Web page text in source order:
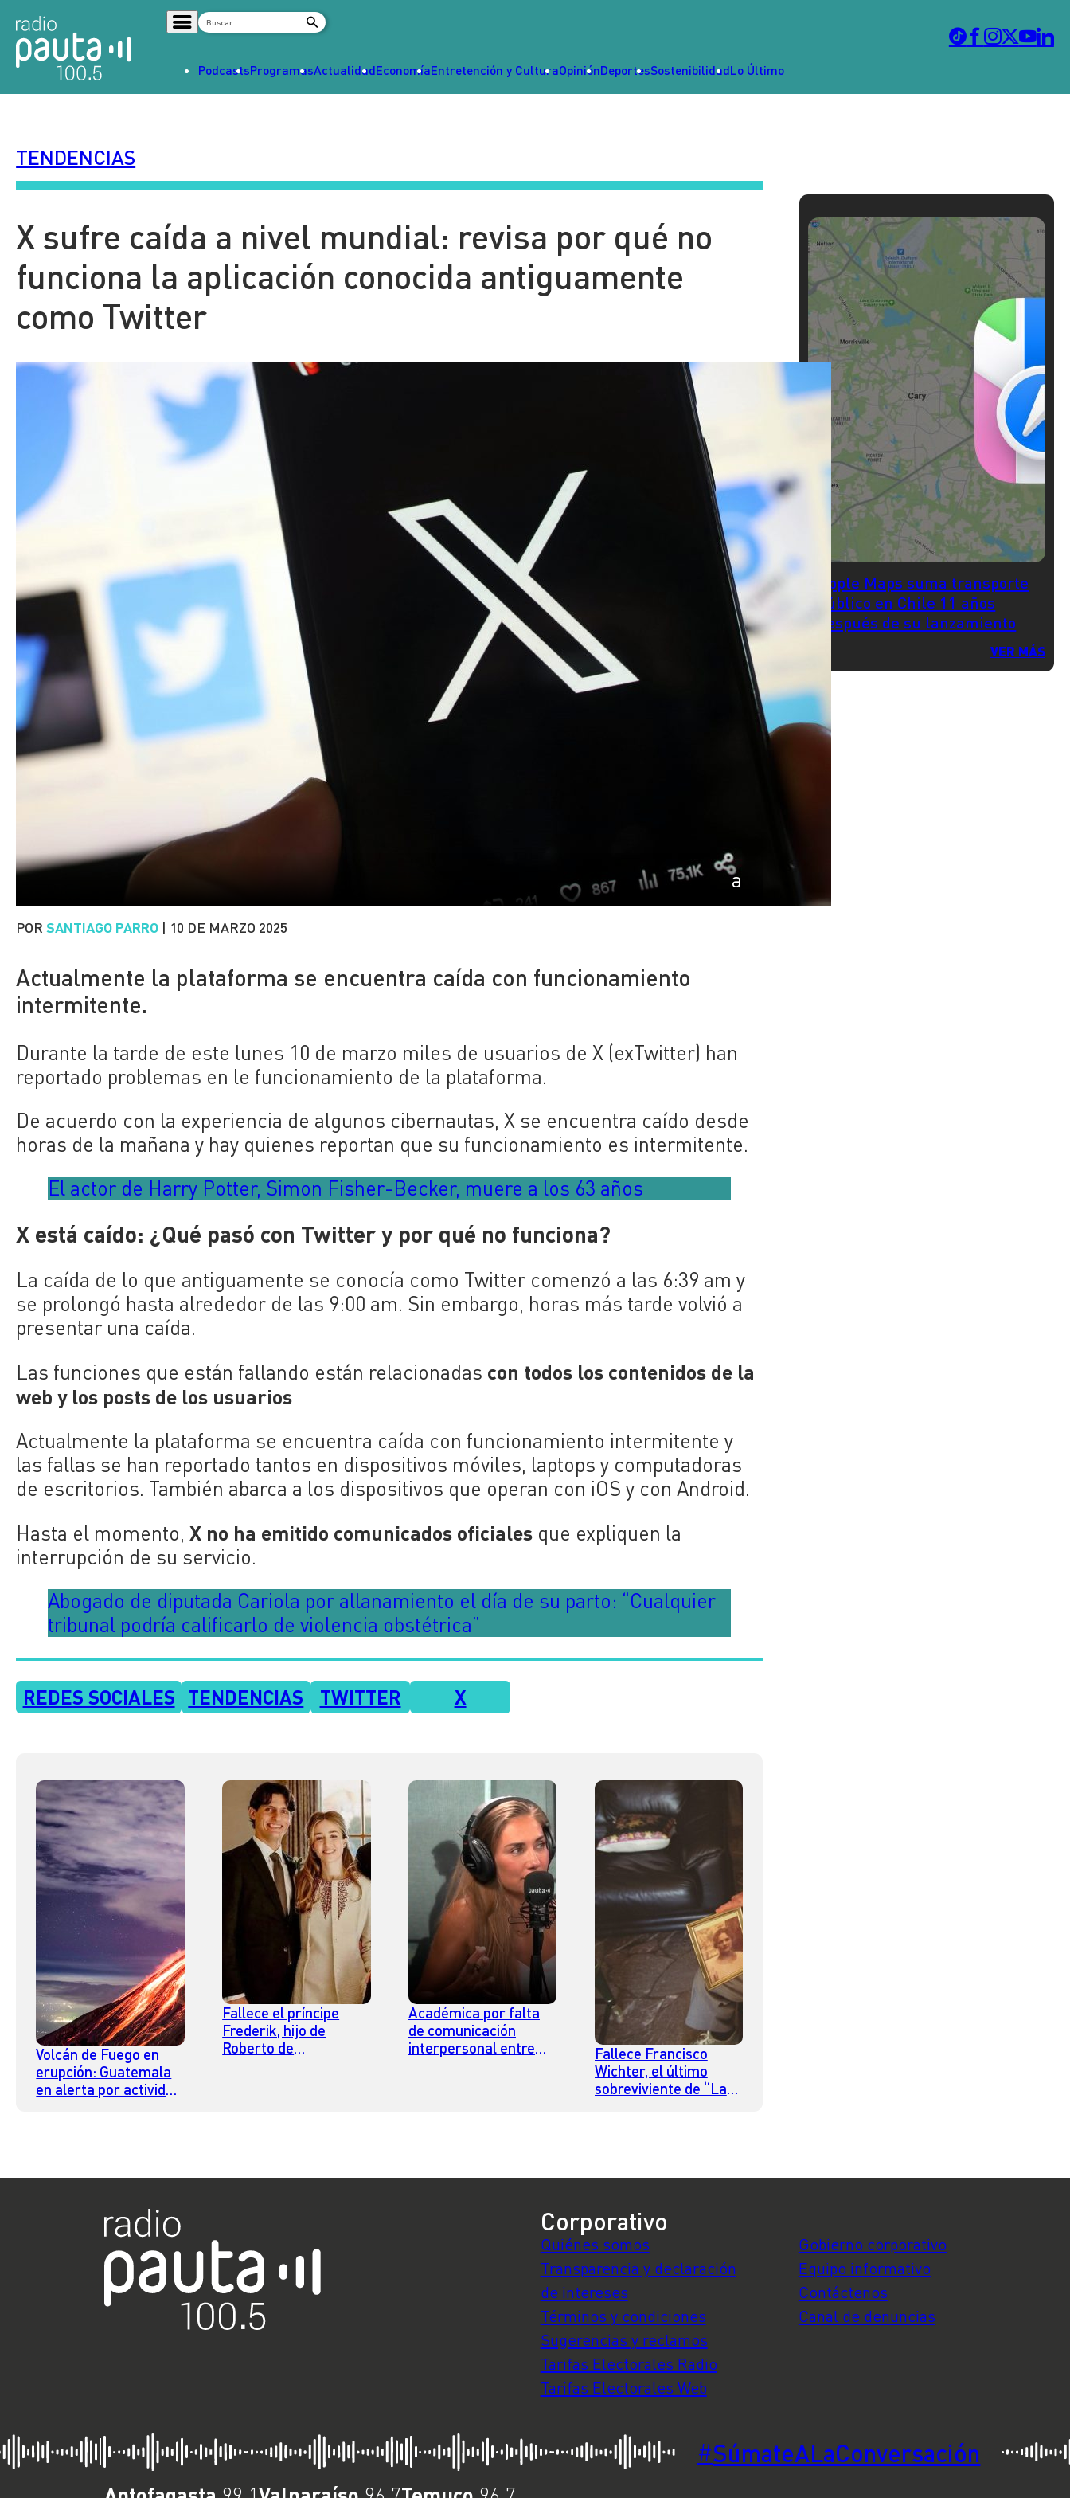
Señal 2
Tendencias
Contenido Patrocinado
PodcastsProgramasActualidadEconomíaEntretención y CulturaOpiniónDeportesSostenibilidadLo Último
TENDENCIAS
X sufre caída a nivel mundial: revisa por qué no
funciona la aplicación conocida antiguamente
como Twitter
a
PORSANTIAGO PARRO | 10 DE MARZO 2025
Actualmente la plataforma se encuentra caída con funcionamiento
intermitente.
Durante la tarde de este lunes 10 de marzo miles de usuarios de X (exTwitter) han
reportado problemas en le funcionamiento de la plataforma.
De acuerdo con la experiencia de algunos cibernautas, X se encuentra caído desde
horas de la mañana y hay quienes reportan que su funcionamiento es intermitente.
El actor de Harry Potter, Simon Fisher-Becker, muere a los 63 años
X está caído: ¿Qué pasó con Twitter y por qué no funciona?
La caída de lo que antiguamente se conocía como Twitter comenzó a las 6:39 am y
se prolongó hasta alrededor de las 9:00 am. Sin embargo, horas más tarde volvió a
presentar una caída.
Las funciones que están fallando están relacionadas con todos los contenidos de la
web y los posts de los usuarios
Actualmente la plataforma se encuentra caída con funcionamiento intermitente y
las fallas se han reportado tantos en dispositivos móviles, laptops y computadoras
de escritorios. También abarca a los dispositivos que operan con iOS y con Android.
Hasta el momento, X no ha emitido comunicados oficiales que expliquen la
interrupción de su servicio.
Abogado de diputada Cariola por allanamiento el día de su parto: “Cualquier
tribunal podría calificarlo de violencia obstétrica”
REDES SOCIALES TENDENCIAS TWITTER X
Volcán de Fuego en
erupción: Guatemala
en alerta por actividad
Fallece el príncipe
Frederik, hijo de
Roberto de
Académica por falta
de comunicación
interpersonal entre
Fallece Francisco
Wichter, el último
sobreviviente de “La
Apple Maps suma transporte
público en Chile 11 años
después de su lanzamiento
VER MÁS
Corporativo
Quiénes somos
Transparencia y declaración
de intereses
Términos y condiciones
Sugerencias y reclamos
Tarifas Electorales Radio
Tarifas Electorales Web
Gobierno corporativo
Equipo informativo
Contáctenos
Canal de denuncias
#SúmateALaConversación